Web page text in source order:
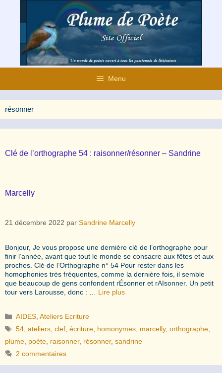
contenu
Menu
résonner
Clé de l’orthographe 54 : raisonner/résonner – Sandrine
Marcelly
21 décembre 2022 par Sandrine Marcelly
Bonjour, Je vous propose une dernière clé de l’orthographe pour
finir l’année, avant que tout le monde se consacre aux fêtes et aux
proches. Clé de l’Orthographe n° 54 Pour rester dans les
homophonies très fréquentes, comme la dernière fois, il semble
que beaucoup de gens confondent rÉsonner et rAIsonner. Un petit
tour vers Larousse, donc : … Lire plus
Catégories
AIDES ,Ateliers Ecriture
Étiquettes
54 ,ateliers ,clef ,écriture homonymes marcelly,orthographe
plume poète raisonner, résonner, sandrine
2 commentaires